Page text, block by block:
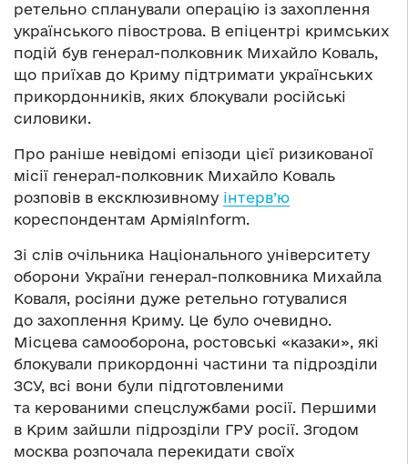
ретельно спланували операцію із захоплення
українського півострова. В епіцентрі кримських
подій був генерал-полковник Михайло Коваль,
що приїхав до Криму підтримати українських
прикордонників, яких блокували російські
силовики.
Про раніше невідомі епізоди цієї ризикованої
місії генерал-полковник Михайло Коваль
розповів в ексклюзивному інтерв’ю
кореспондентам АрміяІnform.
Зі слів очільника Національного університету
оборони України генерал-полковника Михайла
Коваля, росіяни дуже ретельно готувалися
до захоплення Криму. Це було очевидно.
Місцева самооборона, ростовські «казаки», які
блокували прикордонні частини та підрозділи
ЗСУ, всі вони були підготовленими
та керованими спецслужбами росії. Першими
в Крим зайшли підрозділи ГРУ росії. Згодом
москва розпочала перекидати своїх